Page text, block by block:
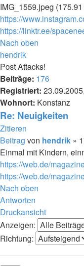
IMG_1559.jpeg
https://
https://linktr.ee/
Nach oben
hendrik
Post Attacks!
Beiträge: 176
Registriert:
Wohnort: Konstanz
Re: Neuigkeiten
Zitieren
Beitrag von hendrik »
Einmal mit Kindern,
https://web.de/
https://web.de/
Nach oben
Antworten
Druckansicht
Anzeigen:
Richtung: